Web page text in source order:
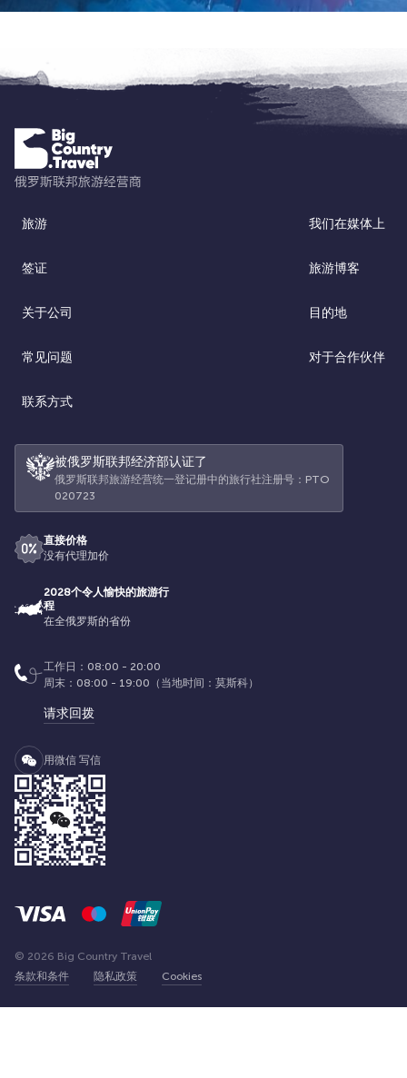
旅游 我们在媒体上
签证 旅游博客
关于公司 目的地
常见问题 对于合作伙伴
联系方式
被俄罗斯联邦经济部认证了
俄罗斯联邦旅游经营统一登记册中的旅行社注册号：РТО
020723
直接价格
没有代理加价
2028个令人愉快的旅游行
程
在全俄罗斯的省份
工作日：08:00 - 20:00
周末：08:00 - 19:00（当地时间：莫斯科）
请求回拨
用微信 写信
条款和条件 隐私政策 Cookies
© 2026 Big Country Travel